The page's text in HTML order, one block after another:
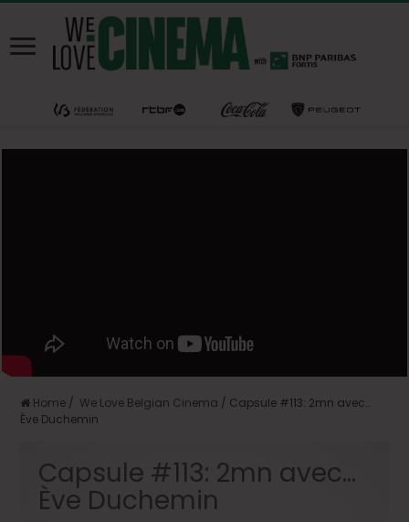
Home / We Love Belgian Cinema / Capsule #113: 2mn avec…
Ève Duchemin
Capsule #113: 2mn avec…
Ève Duchemin